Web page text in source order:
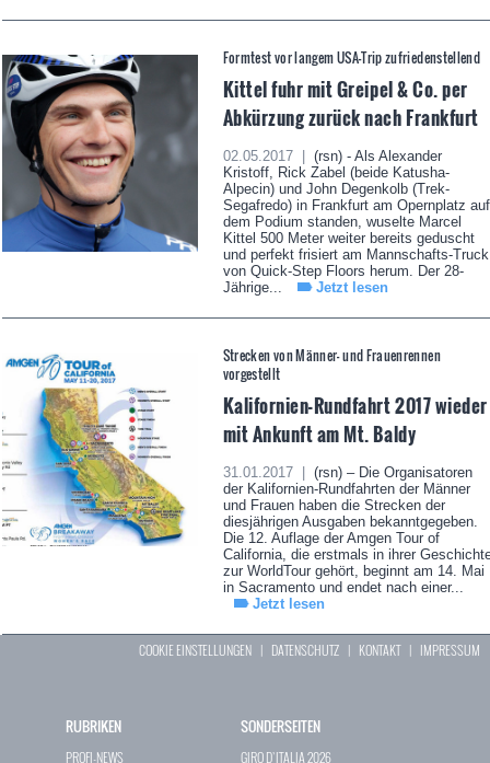
Formtest vor langem USA-Trip zufriedenstellend
Kittel fuhr mit Greipel & Co. per
Abkürzung zurück nach Frankfurt
02.05.2017 |
(rsn) - Als Alexander
Kristoff, Rick Zabel (beide Katusha-
Alpecin) und John Degenkolb (Trek-
Segafredo) in Frankfurt am Opernplatz auf
dem Podium standen, wuselte Marcel
Kittel 500 Meter weiter bereits geduscht
und perfekt frisiert am Mannschafts-Truck
von Quick-Step Floors herum. Der 28-
Jährige...
Jetzt lesen
Strecken von Männer- und Frauenrennen
vorgestellt
Kalifornien-Rundfahrt 2017 wieder
mit Ankunft am Mt. Baldy
31.01.2017 |
(rsn) – Die Organisatoren
der Kalifornien-Rundfahrten der Männer
und Frauen haben die Strecken der
diesjährigen Ausgaben bekanntgegeben.
Die 12. Auflage der Amgen Tour of
California, die erstmals in ihrer
zur WorldTour gehört, beginnt am 14. Mai
in Sacramento und endet nach einer...
Jetzt lesen
COOKIE EINSTELLUNGEN | DATENSCHUTZ | KONTAKT| IMPRESSUM
RUBRIKEN
PROFI-NEWS
SONDERSEITEN
GIRO D`ITALIA 2026